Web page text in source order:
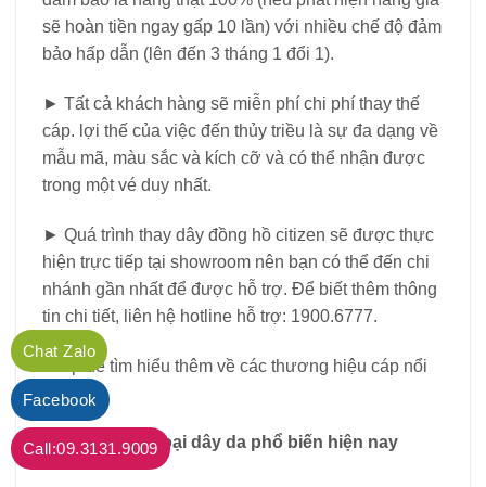
sẽ hoàn tiền ngay gấp 10 lần) với nhiều chế độ đảm
bảo hấp dẫn (lên đến 3 tháng 1 đổi 1).
► Tất cả khách hàng sẽ miễn phí chi phí thay thế
cáp. lợi thế của việc đến thủy triều là sự đa dạng về
mẫu mã, màu sắc và kích cỡ và có thể nhận được
trong một vé duy nhất.
► Quá trình thay dây đồng hồ citizen sẽ được thực
hiện trực tiếp tại showroom nên bạn có thể đến chi
nhánh gần nhất để được hỗ trợ. Để biết thêm thông
tin chi tiết, liên hệ hotline hỗ trợ: 1900.6777.
nhấp để tìm hiểu thêm về các thương hiệu cáp nổi
tiếng:
phân biệt các loại dây da phổ biến hiện nay
Chat Zalo
Facebook
Call:09.3131.9009